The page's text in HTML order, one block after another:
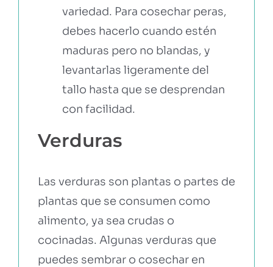
variedad. Para cosechar peras,
debes hacerlo cuando estén
maduras pero no blandas, y
levantarlas ligeramente del
tallo hasta que se desprendan
con facilidad.
Verduras
Las verduras son plantas o partes de
plantas que se consumen como
alimento, ya sea crudas o
cocinadas. Algunas verduras que
puedes sembrar o cosechar en